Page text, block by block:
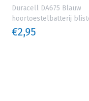
Duracell DA675 Blauw
hoortoestelbatterij
€2,95